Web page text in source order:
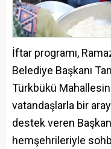
İftar programı,
Belediye Başkanı
Türkbükü
vatandaşlarla bir
destek veren
hemşehrileriyle